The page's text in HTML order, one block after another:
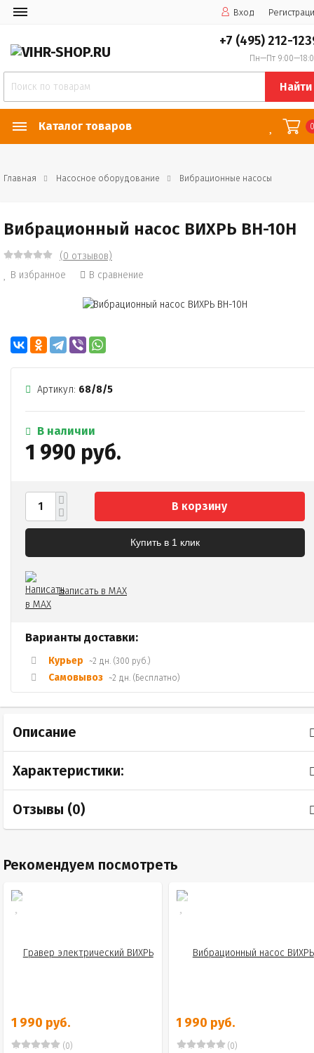
Вход
+7 (495) 212-
Пн—Пт
Найти
Каталог товаров
Главная Насосное оборудование Вибрационные насосы
Вибрационный насос ВИХРЬ ВН-10Н
(0 отзывов)
В избранное
В сравнение
Артикул: 68/8/5
В наличии
1 990 руб.
В корзину
Купить в 1 клик
Написать в MAX
Варианты доставки:
Курьер ~2 дн. (300 руб.)
Самовывоз ~2 дн. (Бесплатно)
Описание
Характеристики:
Отзывы (0)
Рекомендуем посмотреть
1 990 руб.
(0)
1 990 руб.
(0)